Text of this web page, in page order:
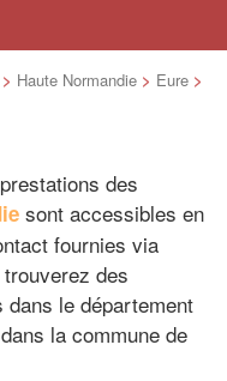
> Haute Normandie > Eure >
des
sont accessibles en
fournies via
des
le département
la commune de